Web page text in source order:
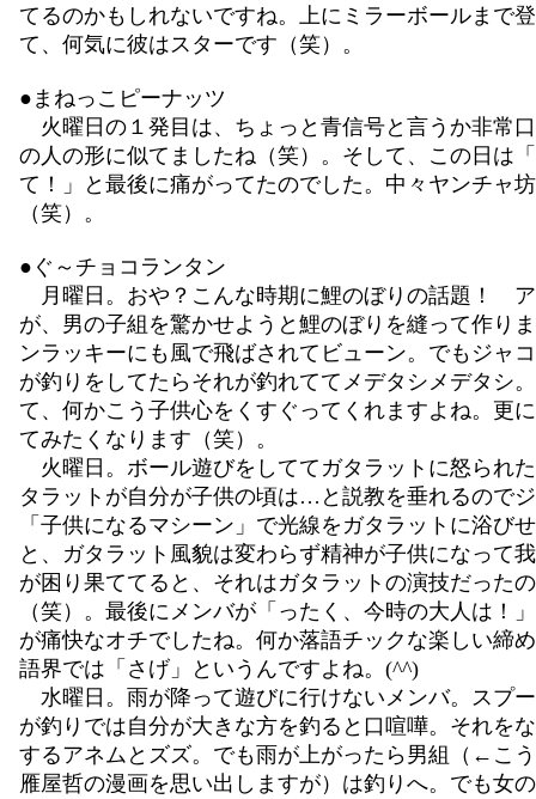
てるのかもしれないですね。上にミラーボールまで
て、何気に彼はスターです（笑）。
●まねっこピーナッツ
火曜日の１発目は、ちょっと青信号と言うか非常
の人の形に似てましたね（笑）。そして、この日は
て！」と最後に痛がってたのでした。中々ヤンチャ
（笑）。
●ぐ～チョコランタン
月曜日。おや？こんな時期に鯉のぼりの話題！
が、男の子組を驚かせようと鯉のぼりを縫って作り
ンラッキーにも風で飛ばされてビューン。でもジャ
が釣りをしてたらそれが釣れててメデタシメデタシ
て、何かこう子供心をくすぐってくれますよね。更
てみたくなります（笑）。
火曜日。ボール遊びをしててガタラットに怒られ
タラットが自分が子供の頃は…と説教を垂れるので
「子供になるマシーン」で光線をガタラットに浴び
と、ガタラット風貌は変わらず精神が子供になって
が困り果ててると、それはガタラットの演技だった
（笑）。最後にメンバが「ったく、今時の大人は！
が痛快なオチでしたね。何か落語チックな楽しい締
語界では「さげ」というんですよね。(^^)
水曜日。雨が降って遊びに行けないメンバ。スプ
が釣りでは自分が大きな方を釣ると口喧嘩。それを
するアネムとズズ。でも雨が上がったら男組（←こ
雁屋哲の漫画を思い出しますが）は釣りへ。でも女